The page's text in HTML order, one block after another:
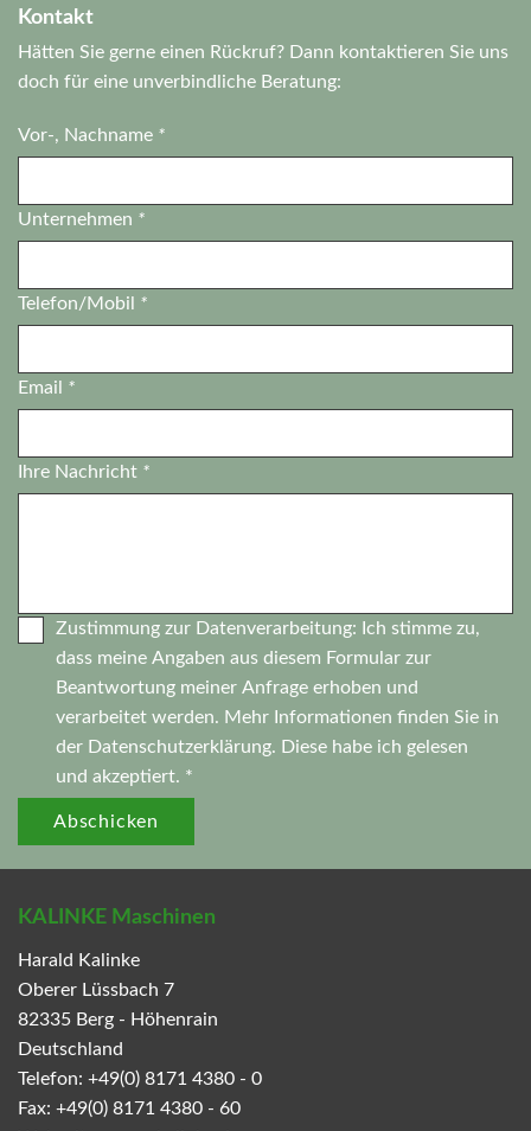
Kontakt
Hätten Sie gerne einen Rückruf? Dann kontaktieren Sie uns
doch für eine unverbindliche Beratung:
Vor-, Nachname *
Unternehmen *
Telefon/Mobil *
Email *
Ihre Nachricht *
Zustimmung zur Datenverarbeitung: Ich stimme zu,
dass meine Angaben aus diesem Formular zur
Beantwortung meiner Anfrage erhoben und
verarbeitet werden. Mehr Informationen finden Sie in
der Datenschutzerklärung. Diese habe ich gelesen
und akzeptiert. *
Abschicken
KALINKE Maschinen
Harald Kalinke
Oberer Lüssbach 7
82335 Berg - Höhenrain
Deutschland
Telefon: +49(0) 8171 4380 - 0
Fax: +49(0) 8171 4380 - 60